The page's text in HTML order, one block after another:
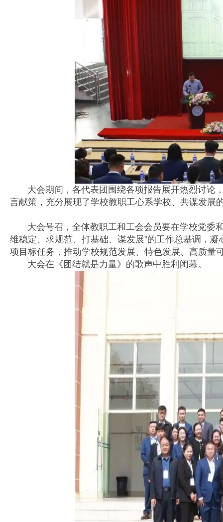
大会期间，各代表团围绕各项报告展开热烈讨论，
言献策，充分展现了学校教职工心系学校、共谋发展
大会号召，全体教职工和工会会员要在学校党委和
维稳定、求规范、打基础、谋发展”的工作总基调，
项目标任务，推动学校规范发展、特色发展、高质量
大会在《团结就是力量》的歌声中胜利闭幕。